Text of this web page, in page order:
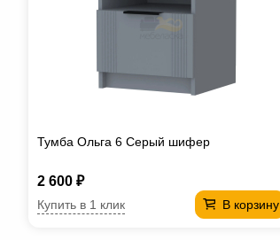
Тумба Ольга 6 Серый шифер
2 600 ₽
В корзину
Купить в 1 клик